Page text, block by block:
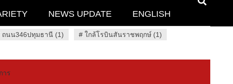
NEWS UPDATE ENGLISH
ถนน346ปทุมธานี (1) # ใกล้โรบินสันราชพฤกษ์ (1)
าร